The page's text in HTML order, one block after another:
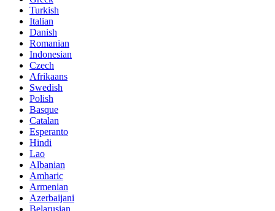
Turkish
Italian
Danish
Romanian
Indonesian
Czech
Afrikaans
Swedish
Polish
Basque
Catalan
Esperanto
Hindi
Lao
Albanian
Amharic
Armenian
Azerbaijani
Belarusian